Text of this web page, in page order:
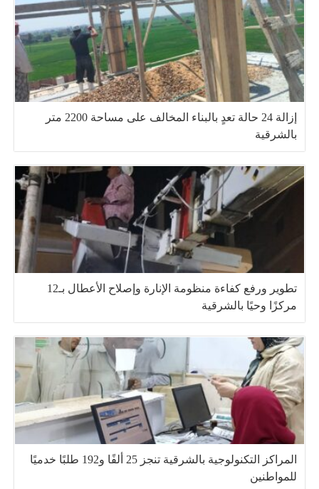
إزالة 24 حالة تعدٍ بالبناء المخالف على مساحة 2200 متر
بالشرقية
تطوير ورفع كفاءة منظومة الإنارة وإصلاح الأعطال بـ12
مركزًا وحيًا بالشرقية
المراكز التكنولوجية بالشرقية تنجز 25 ألفًا و192 طلبًا خدميًا
للمواطنين